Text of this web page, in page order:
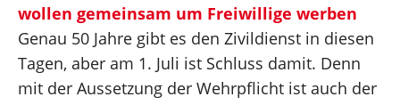
wollen gemeinsam um Freiwillige werben
Genau 50 Jahre gibt es den Zivildienst in diesen
Tagen, aber am 1. Juli ist Schluss damit. Denn
mit der Aussetzung der Wehrpflicht ist auch der